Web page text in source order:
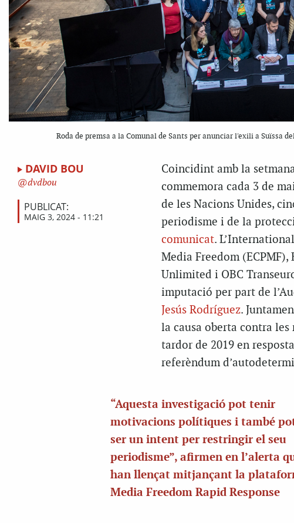
Roda de premsa a la Comunal de Sants per anunciar l'exili a Suïssa
DAVID BOU
dvdbou
PUBLICAT:
MAIG 3, 2024 - 11:21
Coincidint amb la
commemora cada 3 de
de les Nacions Unides,
periodisme i de la
comunicat.
Media Freedom (ECPMF),
Unlimited i OBC
imputació per part de
Jesús Rodríguez.
la causa oberta contra
tardor de 2019 en
referèndum
“Aquesta investigació pot tenir
motivacions polítiques i també
ser un intent per restringir el seu
periodisme”, afirmen en l’alerta
han llençat mitjançant la
Media Freedom Rapid Response